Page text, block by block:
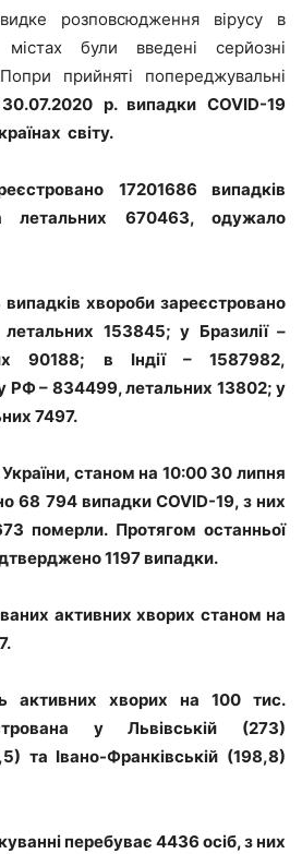
розповсюдження вірусу в
були введені серйозні
прийняті попереджувальні
р. випадкиCOVID-19
світу.
17201686 випадків
летальних 670463, одужало
випадків хвороби зареєстровано
153845; у Бразилії –
90188; в Індії – 1587982,
РФ – 834499, летальних 13802; у
7497.
станом на 10:00 30 липня
68 794 випадки COVID-19, з них
померли. Протягом останньої
1197 випадки.
активних хворих станом на
активних хворих на 100 тис.
у Львівській (273)
та Івано-Франківській (198,8)
перебуває 4436 осіб, з них